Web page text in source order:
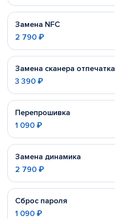
Замена NFC
2 790 ₽
Замена сканера отпечатка
3 390 ₽
Перепрошивка
1 090 ₽
Замена динамика
2 790 ₽
Сброс пароля
1 090 ₽